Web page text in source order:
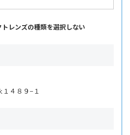
トレンズの種類を選択しない
１４８９−１